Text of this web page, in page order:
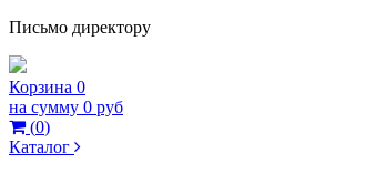
Письмо директору
Корзина 0
на сумму 0 руб
(0)
Каталог